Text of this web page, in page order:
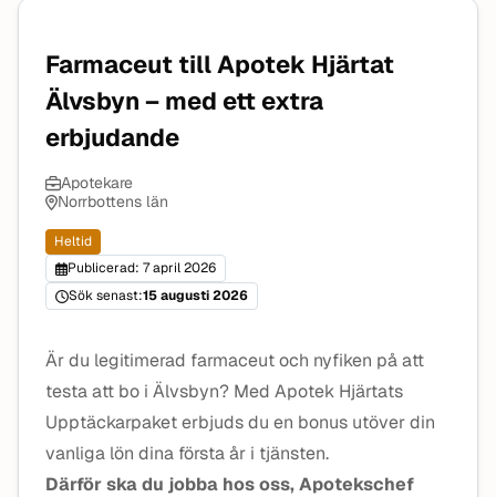
Farmaceut till Apotek Hjärtat
Älvsbyn – med ett extra
erbjudande
Apotekare
Norrbottens län
Heltid
Publicerad: 7 april 2026
Sök senast:15 augusti 2026
Är du legitimerad farmaceut och nyfiken på att
testa att bo i Älvsbyn? Med Apotek Hjärtats
Upptäckarpaket erbjuds du en bonus utöver din
vanliga lön dina första år i tjänsten.
Därför ska du jobba hos oss, Apotekschef